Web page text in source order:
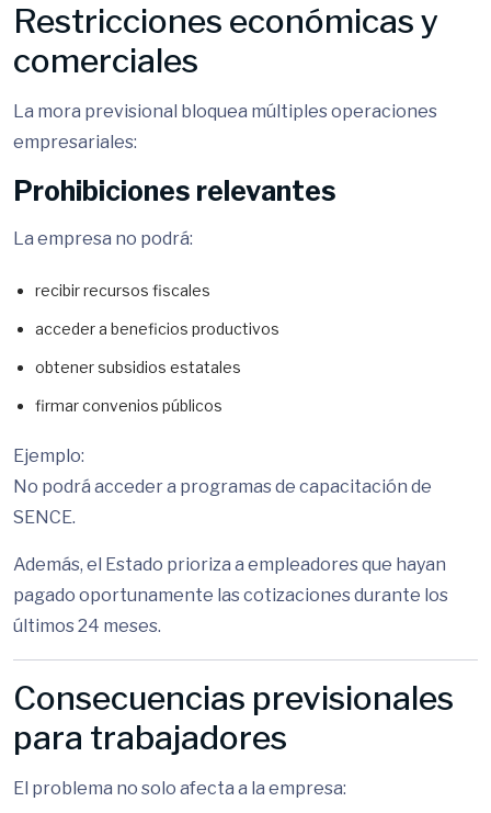
Restricciones económicas y
comerciales
La mora previsional bloquea múltiples operaciones
empresariales:
Prohibiciones relevantes
La empresa no podrá:
recibir recursos fiscales
acceder a beneficios productivos
obtener subsidios estatales
firmar convenios públicos
Ejemplo:
No podrá acceder a programas de capacitación de
SENCE.
Además, el Estado prioriza a empleadores que hayan
pagado oportunamente las cotizaciones durante los
últimos 24 meses.
Consecuencias previsionales
para trabajadores
El problema no solo afecta a la empresa: